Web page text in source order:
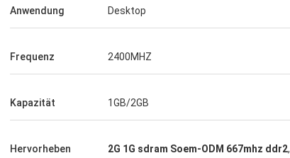
Anwendung Desktop
Frequenz 2400MHZ
Kapazität 1GB/2GB
Hervorheben 2G 1G sdram Soem-ODM 667mhz ddr2,